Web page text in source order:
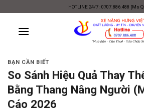
content
HOTLINE 24/7 : 0707.886.488 [Ms
BẠN CẦN BIẾT
So Sánh Hiệu Quả Thay
Bằng Thang Nâng Người
Cáo 2026